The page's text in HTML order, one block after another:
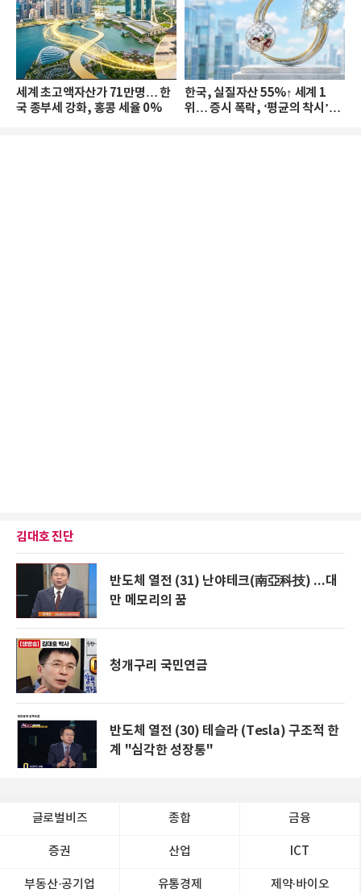
세계 초고액자산가 71만명… 한
국 종부세 강화, 홍콩 세율 0%
한국, 실질자산 55%↑ 세계 1
위… 증시 폭락, ‘평균의 착시’와
김대호 진단
반도체 열전 (31) 난야테크(南亞科技) ...대
만 메모리의 꿈
청개구리 국민연금
반도체 열전 (30) 테슬라 (Tesla) 구조적 한
계 "심각한 성장통"
글로벌비즈 종합 금융
증권 산업 ICT
부동산·공기업 유통경제 제약∙바이오